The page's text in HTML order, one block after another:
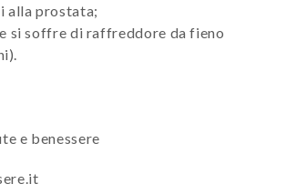
alla prostata;
si soffre di raffreddore da fieno
e benessere